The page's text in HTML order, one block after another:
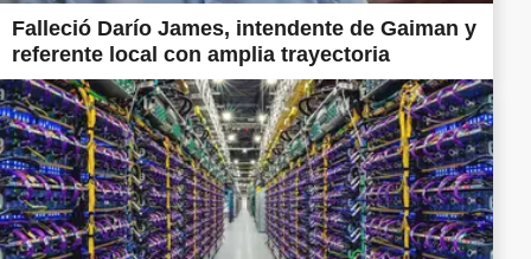
Falleció Darío James, intendente de Gaiman y
referente local con amplia trayectoria